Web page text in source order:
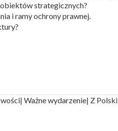
strategicznych?
i ramy ochrony prawnej.
| Ważne wydarzenie| Z Polski